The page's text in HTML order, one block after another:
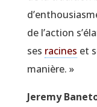
de l’action
ses racines et
manière. »
Jere­my